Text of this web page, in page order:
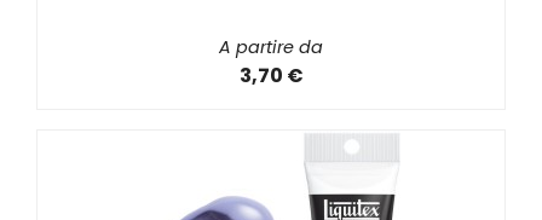
A partire da
3,70 €